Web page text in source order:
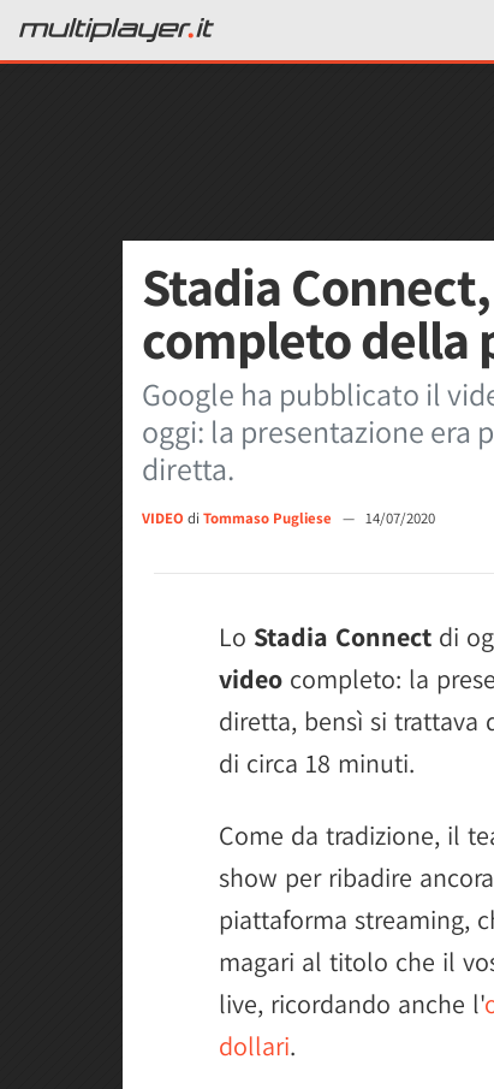
Stadia
completo della
Google ha pubblicato il
oggi: la presentazione era
diretta.
VIDEO di Tommaso Pugliese — 14/07/2020
Lo Stadia Connect di
video completo: la
diretta, bensì si
di circa 18 minuti.
Come da tradizione, il
show per ribadire
piattaforma streaming,
magari al titolo che il
live, ricordando anche l'
dollari.